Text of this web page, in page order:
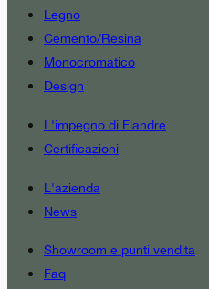
Legno
Cemento/Resina
Monocromatico
Design
L'impegno di Fiandre
Certificazioni
L'azienda
News
Showroom e punti vendita
Faq